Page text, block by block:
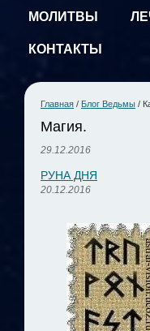
МОЛИТВЫ
КОНТАКТЫ
Главная / Блог Ведьмы /
Магия.
29.12.2016
РУНА ДНЯ
20.12.2016